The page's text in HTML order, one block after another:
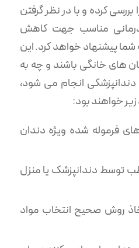
کرده و با در نظر گرفتن
مناسب جهت کاهش
پیشنهاد خواهد کرد. این
های خانگی باشند و چه به
انجام می شود،
زیر خواهند بود:
فرموله شده ویژه دندان
توسط دندانپزشک یا منزل
روش صحیح انتخاب مواد